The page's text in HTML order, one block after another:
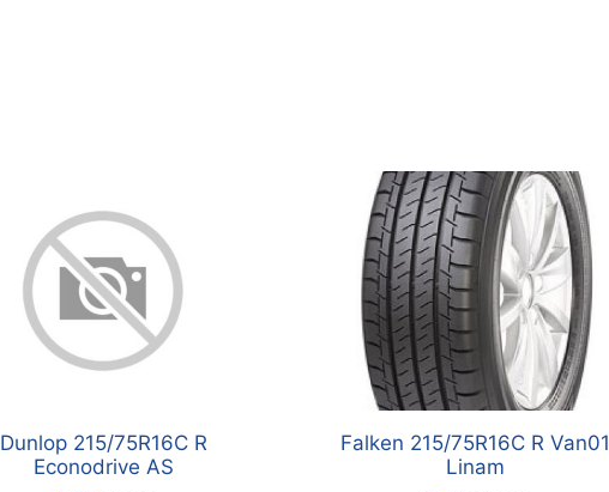
Dunlop 215/75R16C R
Econodrive AS
Falken 215/75R16C R Van01
Linam